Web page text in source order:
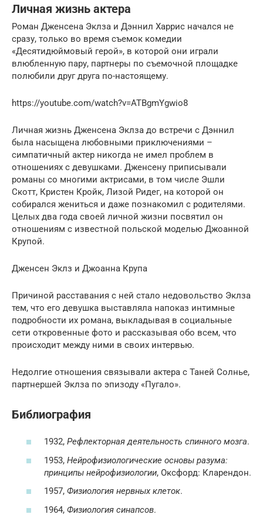
Личная жизнь актера
Роман Дженсена Эклза и Дэннил Харрис начался не
сразу, только во время съемок комедии
«Десятидюймовый герой», в которой они играли
влюбленную пару, партнеры по съемочной площадке
полюбили друг друга по-настоящему.
https://youtube.com/watch?v=ATBgmYgwio8
Личная жизнь Дженсена Эклза до встречи с Дэннил
была насыщена любовными приключениями –
симпатичный актер никогда не имел проблем в
отношениях с девушками. Дженсену приписывали
романы со многими актрисами, в том числе Эшли
Скотт, Кристен Кройк, Лизой Ридег, на которой он
собирался жениться и даже познакомил с родителями.
Целых два года своей личной жизни посвятил он
отношениям с известной польской моделью Джоанной
Крупой.
Дженсен Эклз и Джоанна Крупа
Причиной расставания с ней стало недовольство Эклза
тем, что его девушка выставляла напоказ интимные
подробности их романа, выкладывая в социальные
сети откровенные фото и рассказывая обо всем, что
происходит между ними в своих интервью.
Недолгие отношения связывали актера с Таней Солнье,
партнершей Эклза по эпизоду «Пугало».
Библиография
1932, Рефлекторная деятельность спинного мозга.
1953, Нейрофизиологические основы разума:
принципы нейрофизиологии, Оксфорд: Кларендон.
1957, Физиология нервных клеток.
1964, Физиология синапсов.